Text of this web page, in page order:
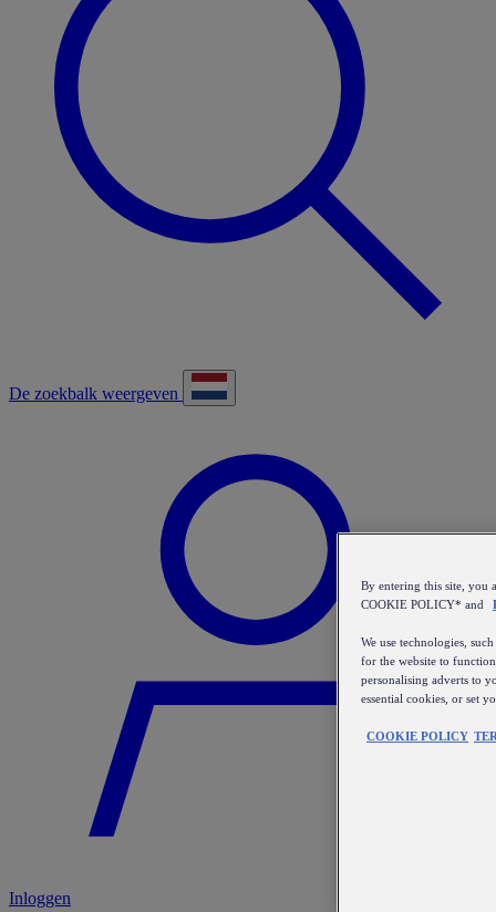
De zoekbalk weergeven
Inloggen
By entering this site, you
COOKIE POLICY* and
We use technologies,
for the website to
personalising adverts to
essential cookies, or set
COOKIE POLICY